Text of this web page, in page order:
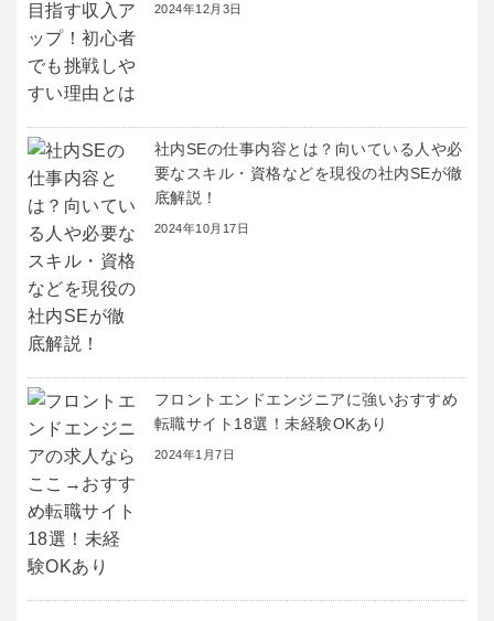
2024年12月3日
社内SEの仕事内容とは？向いている人や必
要なスキル・資格などを現役の社内SEが徹
底解説！
2024年10月17日
フロントエンドエンジニアに強いおすすめ
転職サイト18選！未経験OKあり
2024年1月7日